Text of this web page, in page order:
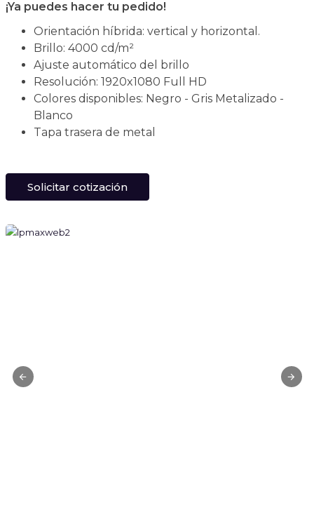
¡Ya puedes hacer tu pedido!
Orientación híbrida: vertical y horizontal.
Brillo: 4000 cd/m²
Ajuste automático del brillo
Resolución: 1920x1080 Full HD
Colores disponibles: Negro - Gris Metalizado -
Blanco
Tapa trasera de metal
Solicitar cotización